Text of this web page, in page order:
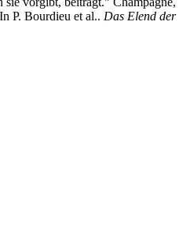
P. Bourdieu et al.. Das Elend der